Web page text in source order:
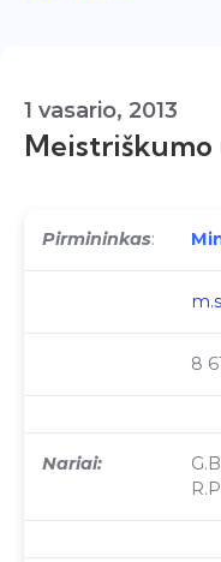
1 vasario, 2013
Pirmininkas:
8
Nariai: